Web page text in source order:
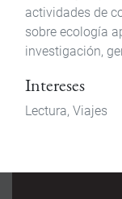
actividades de
sobre ecología
investigación,
Intereses
Lectura, Viajes